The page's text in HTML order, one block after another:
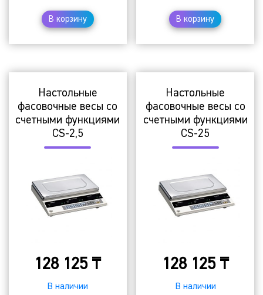
В корзину В корзину
Настольные
фасовочные весы со
счетными функциями
CS-2,5
128 125 ₸
В наличии
Настольные
фасовочные весы со
счетными функциями
CS-25
128 125 ₸
В наличии